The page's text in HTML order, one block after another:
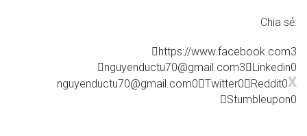
Chia sẻ:
https://www.facebook.com3
nguyenductu70@gmail.com3 Linkedin0
X
nguyenductu70@gmail.com0 Twitter0 Reddit0
Stumbleupon0